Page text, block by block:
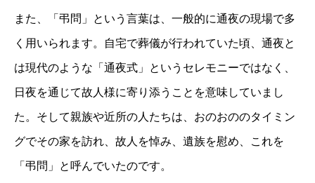
また、「弔問」という言葉は、一般的に通夜の現場で多
く用いられます。自宅で葬儀が行われていた頃、通夜と
は現代のような「通夜式」というセレモニーではなく、
日夜を通じて故人様に寄り添うことを意味していまし
た。そして親族や近所の人たちは、おのおののタイミン
グでその家を訪れ、故人を悼み、遺族を慰め、これを
「弔問」と呼んでいたのです。